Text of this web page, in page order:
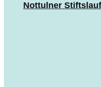
Nottulner